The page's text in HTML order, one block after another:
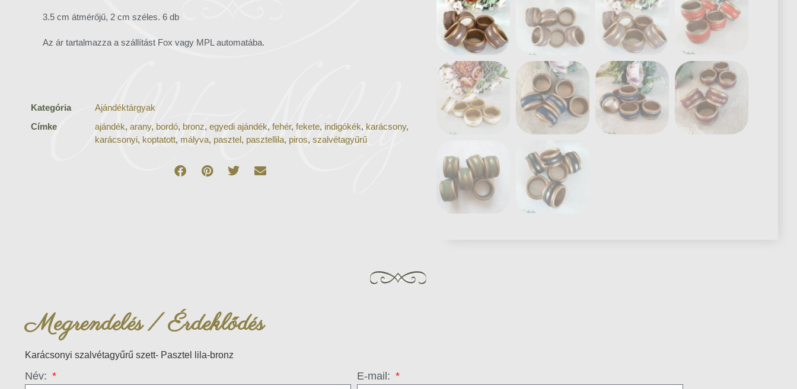
3.5 cm átmérőjű, 2 cm széles. 6 db
Az ár tartalmazza a szállítást Fox vagy MPL automatába.
Kategória
Ajándéktárgyak
Címke
ajándék, arany, bordó, bronz, egyedi ajándék, fehér, fekete, indigókék, karácsony,
karácsonyi, koptatott, mályva, pasztel, pasztellila, piros, szalvétagyűrű
Megrendelés / Érdeklődés
Karácsonyi szalvétagyűrű szett- Pasztel lila-bronz
Név: E-mail: